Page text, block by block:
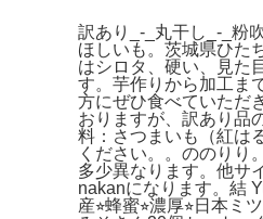
訳あり_-_丸干し_-_粉
ほしいも。茨城県ひた
はシロタ、硬い、見た
す。芋作りから加工ま
方にぜひ食べていただ
おりますが、訳あり品
料：さつまいも（紅は
ください。。ののりり
多少異なります。他サ
nakanになります。結
産⭐︎蜂蜜⭐︎濃厚⭐︎日本